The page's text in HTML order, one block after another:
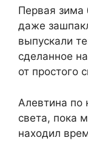
Первая
даже
выпускали
сделанное
от простого
Алевтина по
света, пока
находил